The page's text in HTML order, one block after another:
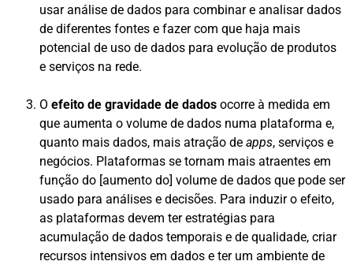
usar análise de dados para combinar e analisar dados
de diferentes fontes e fazer com que haja mais
potencial de uso de dados para evolução de produtos
e serviços na rede.
O efeito de gravidade de dados ocorre à medida em
que aumenta o volume de dados numa plataforma e,
quanto mais dados, mais atração de apps, serviços e
negócios. Plataformas se tornam mais atraentes em
função do [aumento do] volume de dados que pode ser
usado para análises e decisões. Para induzir o efeito,
as plataformas devem ter estratégias para
acumulação de dados temporais e de qualidade, criar
recursos intensivos em dados e ter um ambiente de